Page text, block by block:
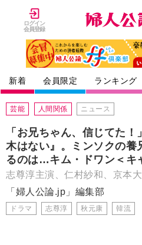
ログイン
会員登録
新着 会員限定 ランキング
芸能 人間関係 ニュース
「お兄ちゃん、信じてた
木はない』。ミンソクの養
るのは…キム・ドワン＜キ
志尊淳主演、仁村紗和、京本
「婦人公論.jp」編集部
ドラマ 志尊淳 秋元康 韓流